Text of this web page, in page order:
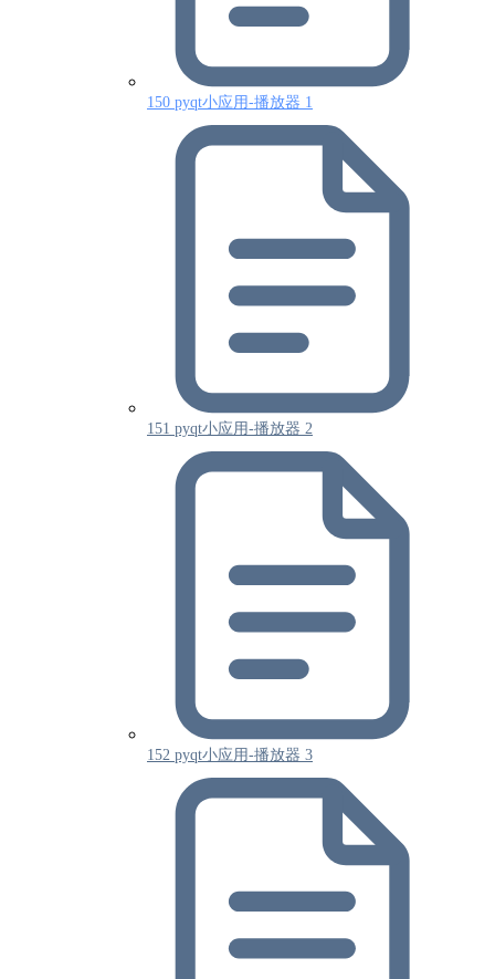
150 pyqt小应用-播放器 1
151 pyqt小应用-播放器 2
152 pyqt小应用-播放器 3